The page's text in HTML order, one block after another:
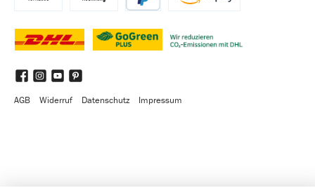
FacebookInstagram
YouTubePinterest
AGB
Widerruf Datenschutz Impressum